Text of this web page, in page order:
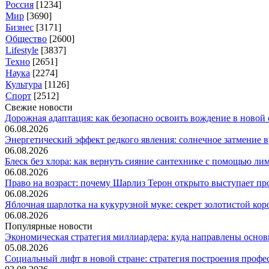
Россия [1234]
Мир [3690]
Бизнес [3171]
Общество [2600]
Lifestyle [3837]
Техно [2651]
Наука [2274]
Культура [1126]
Спорт [2512]
Свежие новости
Дорожная адаптация: как безопасно освоить вождение в новой
06.08.2026
Энергетический эффект редкого явления: солнечное затмение
06.08.2026
Блеск без хлора: как вернуть сияние сантехнике с помощью
06.08.2026
Право на возраст: почему Шарлиз Терон открыто выступает
06.08.2026
Яблочная шарлотка на кукурузной муке: секрет золотистой
06.08.2026
Популярные новости
Экономическая стратегия миллиардера: куда направлены
05.08.2026
Социальный лифт в новой стране: стратегия построения